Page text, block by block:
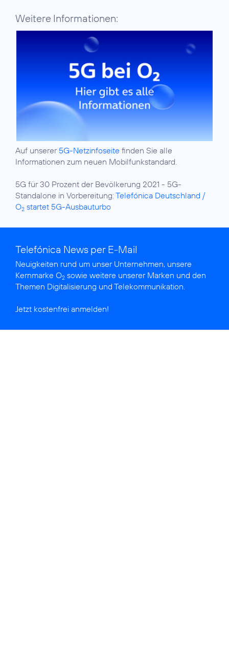
Weitere Informationen:
Auf unserer 5G-Netzinfoseite finden Sie alle
Informationen zum neuen Mobilfunkstandard.
5G für 30 Prozent der Bevölkerung 2021 - 5G-
Standalone in Vorbereitung:Telefónica Deutschland /
O2 startet 5G-Ausbauturbo
Telefónica News per E-Mail
Neuigkeiten rund um unser Unternehmen, unsere
Kernmarke O2 sowie weitere unserer Marken und den
Themen Digitalisierung und Telekommunikation.
Jetzt kostenfrei anmelden!